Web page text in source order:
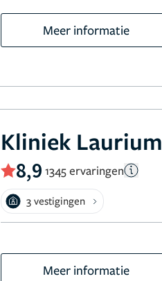
Meer informatie
Kliniek Laurium
8,9 1345 ervaringen
3 vestigingen
Meer informatie